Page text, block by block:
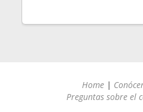
Home |
Preguntas sobre el